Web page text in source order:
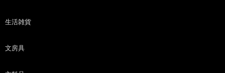
生活雑貨
文房具